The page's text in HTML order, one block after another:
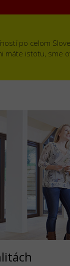
po celom
máte istotu, sme